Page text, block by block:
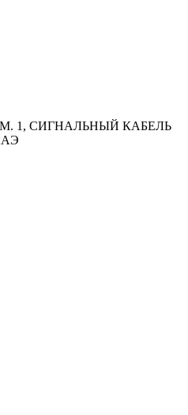
1, СИГНАЛЬНЫЙ КАБЕЛЬ